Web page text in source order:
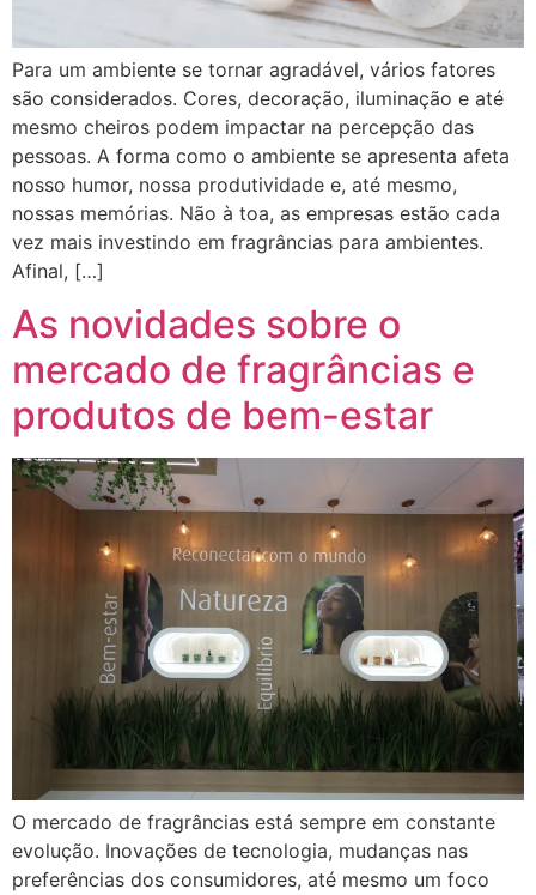
Para um ambiente se tornar agradável, vários fatores
são considerados. Cores, decoração, iluminação e até
mesmo cheiros podem impactar na percepção das
pessoas. A forma como o ambiente se apresenta afeta
nosso humor, nossa produtividade e, até mesmo,
nossas memórias. Não à toa, as empresas estão cada
vez mais investindo em fragrâncias para ambientes.
Afinal, […]
As novidades sobre o
mercado de fragrâncias e
produtos de bem-estar
O mercado de fragrâncias está sempre em constante
evolução. Inovações de tecnologia, mudanças nas
preferências dos consumidores, até mesmo um foco